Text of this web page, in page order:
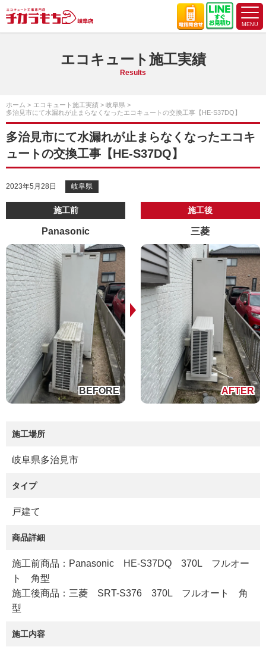
エコキュート施工実績
Results
ホーム エコキュート施工実績
岐阜県
多治見市にて水漏れが止まらなくなったエコキュートの交換工事【HE-S37DQ】
多治見市にて水漏れが止まらなくなったエコキ
ュートの交換工事【HE-S37DQ】
2023年5月28日 岐阜県
施工前
Panasonic
施工後
三菱
施工場所
岐阜県多治見市
タイプ
戸建て
商品詳細
施工前商品：Panasonic HE-S37DQ 370L フルオー
ト 角型
施工後商品：三菱 SRT-S376 370L フルオート 角
型
施工内容